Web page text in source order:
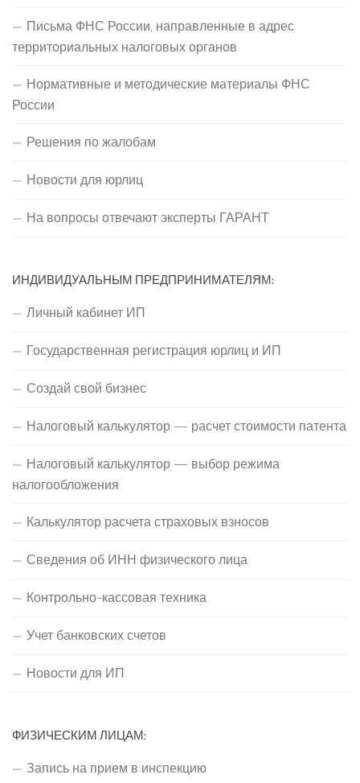
Письма ФНС России, направленные в адрес
территориальных налоговых органов
Нормативные и методические материалы ФНС
России
Решения по жалобам
Новости для юрлиц
На вопросы отвечают эксперты ГАРАНТ
ИНДИВИДУАЛЬНЫМ ПРЕДПРИНИМАТЕЛЯМ:
Личный кабинет ИП
Государственная регистрация юрлиц и ИП
Создай свой бизнес
Налоговый калькулятор — расчет стоимости патента
Налоговый калькулятор — выбор режима
налогообложения
Калькулятор расчета страховых взносов
Сведения об ИНН физического лица
Контрольно-кассовая техника
Учет банковских счетов
Новости для ИП
ФИЗИЧЕСКИМ ЛИЦАМ:
Запись на прием в инспекцию